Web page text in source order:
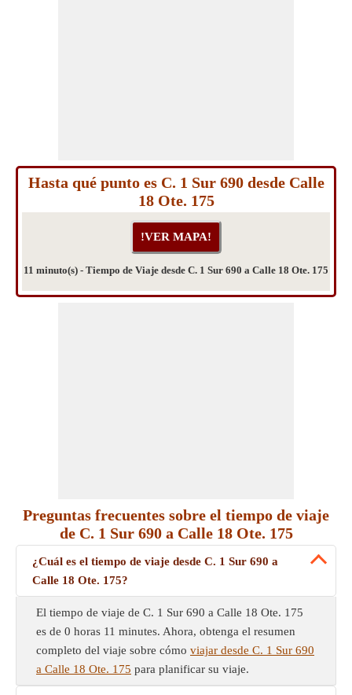
Hasta qué punto es C. 1 Sur 690 desde Calle
18 Ote. 175
11 minuto(s) - Tiempo de Viaje desde C. 1 Sur 690 a Calle 18 Ote. 175
Preguntas frecuentes sobre el tiempo de viaje
de C. 1 Sur 690 a Calle 18 Ote. 175
¿Cuál es el tiempo de viaje desde C. 1 Sur 690 a
Calle 18 Ote. 175?
El tiempo de viaje de C. 1 Sur 690 a Calle 18 Ote. 175
es de 0 horas 11 minutes. Ahora, obtenga el resumen
completo del viaje sobre cómo viajar desde C. 1 Sur 690
a Calle 18 Ote. 175 para planificar su viaje.